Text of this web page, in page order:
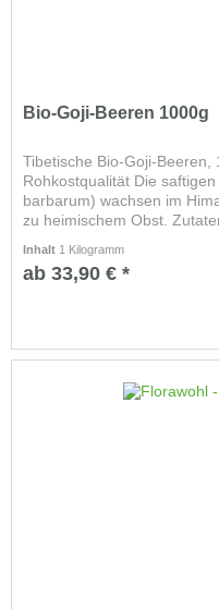
Bio-Goji-Beeren 1000g
Tibetische Bio-Goji-Beeren,
Rohkostqualität Die
barbarum) wachsen im
zu heimischem Obst.
Inhalt 1 Kilogramm
ab 33,90 € *